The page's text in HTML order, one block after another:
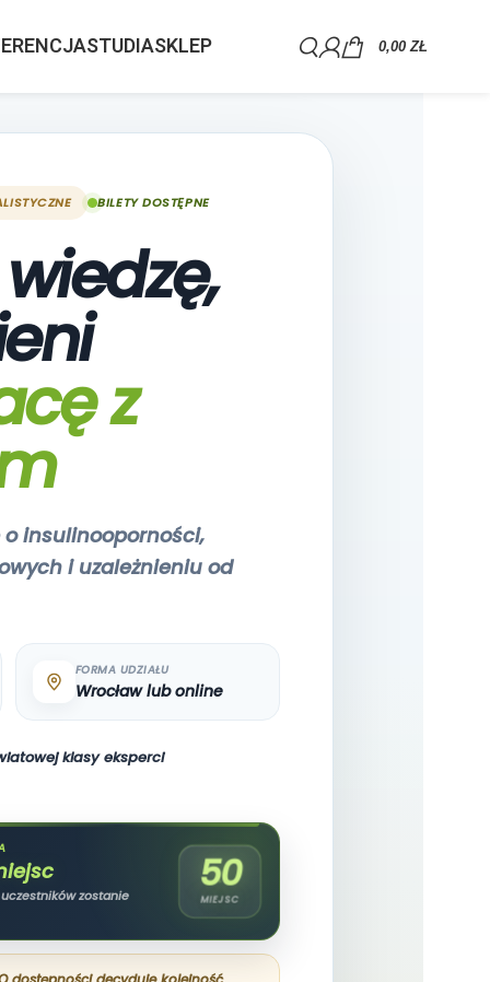
STUDIASKLEP 0,00ZŁ
BILETY DOSTĘPNE
z
insulinooporności,
i uzależnieniu od
FORMA UDZIAŁU
Wrocław lub online
klasy eksperci
zostanie
50
MIEJSC